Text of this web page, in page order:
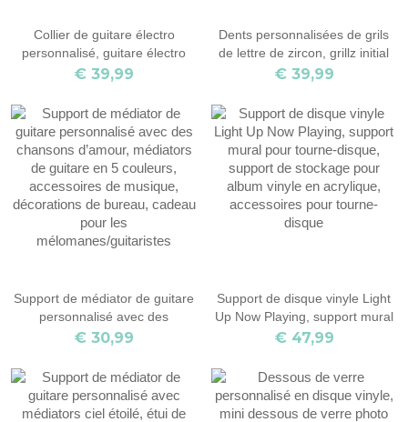
Collier de guitare électro
personnalisé, guitare électro
personnalisée avec pendentif
argent sterling 925, charme de
musique rock, cadeau d'amant
de musique
€ 39,99
Dents personnalisées de grils
de lettre de zircon, grillz initial
personnalisé de dent, grillz
cadeau pour l'amant de hip
hop/amant de rap
€ 39,99
Support de médiator de guitare
personnalisé avec des
chansons d’amour, médiators
accessoires de musique,
décorations de bureau, cadeau
pour les mélomanes/guitaristes
€ 30,99
Support de disque vinyle Light
Up Now Playing, support mural
pour tourne-disque, support de
acrylique, accessoires pour
tourne-disque
€ 47,99